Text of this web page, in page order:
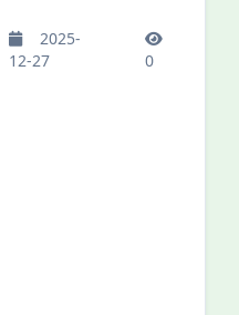
2025-
12-27
0